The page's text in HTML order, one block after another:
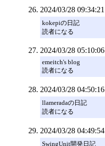
2024/03/28 09:34:21
kokepiの日記
読者になる
2024/03/28 05:10:06
emeitch's blog
読者になる
2024/03/28 04:50:16
llameradaの日記
読者になる
2024/03/28 04:49:54
SwingUnit開発日記